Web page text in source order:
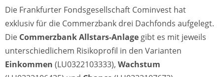
Die Frankfurter Fondsgesellschaft Cominvest hat
exklusiv für die Commerzbank drei Dachfonds aufgelegt.
Die Commerzbank Allstars-Anlage gibt es mit jeweils
unterschiedlichem Risikoprofil in den Varianten
Einkommen (LU0322103333), Wachstum